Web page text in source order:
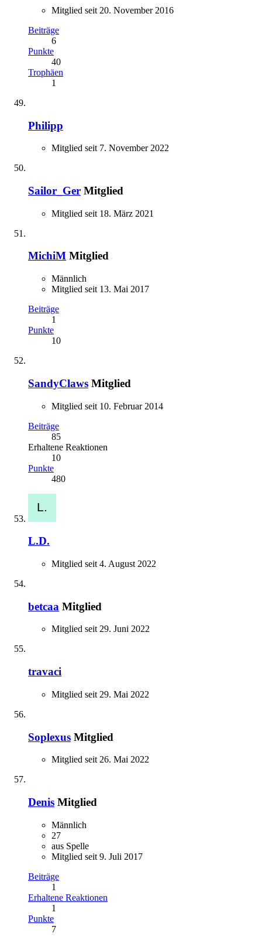
Mitglied seit 20. November 2016
Beiträge
6
Punkte
40
Trophäen
1
Philipp
Mitglied seit 7. November 2022
Sailor_Ger Mitglied
Mitglied seit 18. März 2021
MichiM Mitglied
Männlich
Mitglied seit 13. Mai 2017
Beiträge
1
Punkte
10
SandyClaws Mitglied
Mitglied seit 10. Februar 2014
Beiträge
85
Erhaltene Reaktionen
10
Punkte
480
L.D.
Mitglied seit 4. August 2022
betcaa Mitglied
Mitglied seit 29. Juni 2022
travaci
Mitglied seit 29. Mai 2022
Soplexus Mitglied
Mitglied seit 26. Mai 2022
Denis Mitglied
Männlich
27
aus Spelle
Mitglied seit 9. Juli 2017
Beiträge
1
Erhaltene Reaktionen
1
Punkte
7